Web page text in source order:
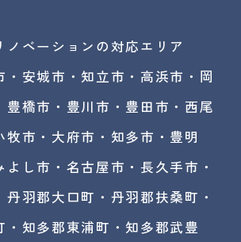
ノベーションの対応エリア
安城市 ・知立市・高浜市・岡
豊橋市・豊川市・豊田市・西尾
牧市・大府市・知多市・豊明
し市・名古屋市・長久手市・
羽郡大口町・丹羽郡扶桑町・
・知多郡東浦町・知多郡武豊